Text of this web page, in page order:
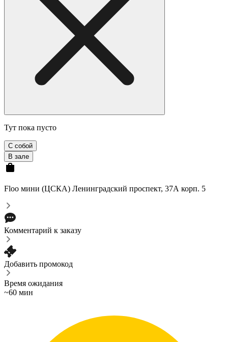
Тут пока пусто
С собой
В зале
Floo мини (ЦСКА) Ленинградский проспект, 37А корп. 5
Комментарий к заказу
Добавить промокод
Время ожидания
~60 мин